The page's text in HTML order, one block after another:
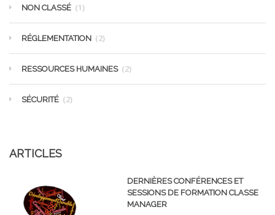
NON CLASSÉ (1)
RÉGLEMENTATION (2)
RESSOURCES HUMAINES (2)
SÉCURITÉ (2)
ARTICLES
DERNIÈRES CONFÉRENCES ET
SESSIONS DE FORMATION CLASSE
MANAGER